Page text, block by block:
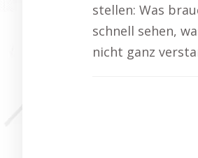
stellen: Was
schnell sehen,
nicht ganz